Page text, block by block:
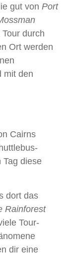
gut von Port
durch
Ort werden
mit den
Cairns
Tag diese
dort das
Rainforest
Tour-
dir eine